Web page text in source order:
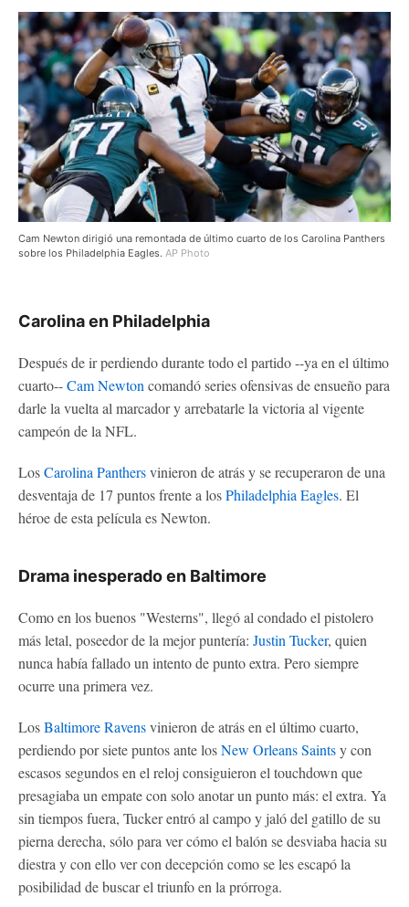
Cam Newton dirigió una remontada de último cuarto de los Carolina Panthers
sobre los Philadelphia Eagles. AP Photo
Carolina en Philadelphia
Después de ir perdiendo durante todo el partido --ya en el último
cuarto--Cam Newton comandó series ofensivas de ensueño para
darle la vuelta al marcador y arrebatarle la victoria al vigente
campeón de la NFL.
LosCarolina Panthersvinieron de atrás y se recuperaron de una
desventaja de 17 puntos frente a losPhiladelphia Eagles. El
héroe de esta película es Newton.
Drama inesperado en Baltimore
Como en los buenos "Westerns", llegó al condado el pistolero
más letal, poseedor de la mejor puntería: Justin Tucker, quien
nunca había fallado un intento de punto extra. Pero siempre
ocurre una primera vez.
LosBaltimore Ravensvinieron de atrás en el último cuarto,
perdiendo por siete puntos ante losNew Orleans Saintsy con
escasos segundos en el reloj consiguieron el touchdown que
presagiaba un empate con solo anotar un punto más: el extra. Ya
sin tiempos fuera, Tucker entró al campo y jaló del gatillo de su
pierna derecha, sólo para ver cómo el balón se desviaba hacia su
diestra y con ello ver con decepción como se les escapó la
posibilidad de buscar el triunfo en la prórroga.